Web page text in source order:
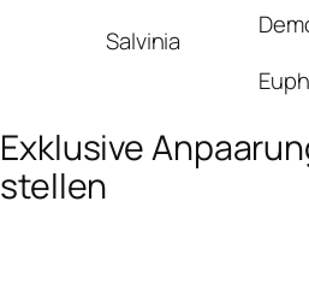
Salvinia
Exklusive
stellen